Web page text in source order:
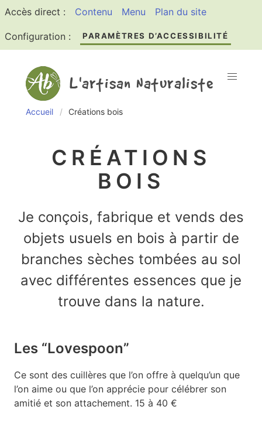
Accès direct : Contenu Menu Plan du site
Configuration : PARAMÈTRES D’ACCESSIBILITÉ
L'artisan Naturaliste
Accueil Créations bois
CRÉATIONS
BOIS
Je conçois, fabrique et vends des
objets usuels en bois à partir de
branches sèches tombées au sol
avec différentes essences que je
trouve dans la nature.
Les “Lovespoon”
Ce sont des cuillères que l’on offre à quelqu’un que
l’on aime ou que l’on apprécie pour célébrer son
amitié et son attachement. 15 à 40 €